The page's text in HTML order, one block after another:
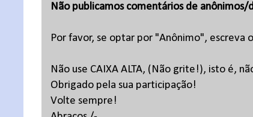
Não publicamos comentários de anônimos/
Por favor, se optar por "Anônimo", escreva
Não use CAIXA ALTA, (Não grite!), isto é,
Obrigado pela sua participação!
Volte sempre!